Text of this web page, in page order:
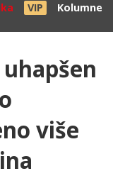
VIP Kolumne
više